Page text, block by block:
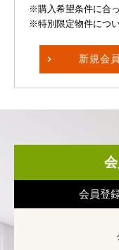
※購入希望条件に合
※特別限定物件につ
新規会
会員登